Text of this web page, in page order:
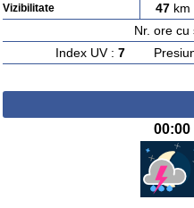
Vizibilitate 47km
Nr. ore cu
Index UV : 7
00:00